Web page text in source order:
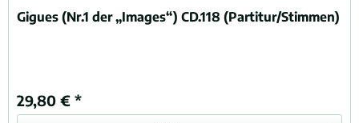
Gigues (Nr.1 der „Images“) CD.118 (Partitur/Stimmen)
29,80 € *